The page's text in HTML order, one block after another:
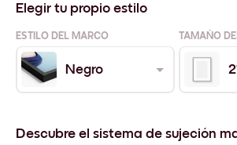
Elegir tu propio estilo
ESTILO DEL MARCO TAMAÑO
Negro
Descubre el sistema de sujeción